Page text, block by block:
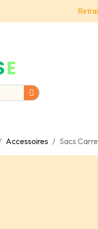
Accessoires Sacs